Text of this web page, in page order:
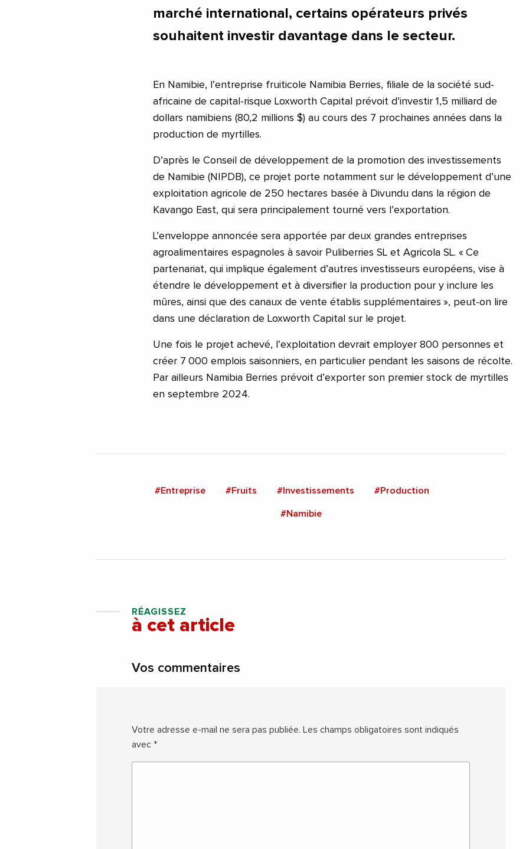
marché international, certains opérateurs privés
souhaitent investir davantage dans le secteur.
En Namibie, l’entreprise fruiticole Namibia Berries, filiale de la société sud-
africaine de capital-risque Loxworth Capital prévoit d’investir 1,5 milliard de
dollars namibiens (80,2 millions $) au cours des 7 prochaines années dans la
production de myrtilles.
D’après le Conseil de développement de la promotion des investissements
de Namibie (NIPDB), ce projet porte notamment sur le développement d’une
exploitation agricole de 250 hectares basée à Divundu dans la région de
Kavango East, qui sera principalement tourné vers l’exportation.
L’enveloppe annoncée sera apportée par deux grandes entreprises
agroalimentaires espagnoles à savoir Puliberries SL et Agricola SL. « Ce
partenariat, qui implique également d’autres investisseurs européens, vise à
étendre le développement et à diversifier la production pour y inclure les
mûres, ainsi que des canaux de vente établis supplémentaires », peut-on lire
dans une déclaration de Loxworth Capital sur le projet.
Une fois le projet achevé, l’exploitation devrait employer 800 personnes et
créer 7 000 emplois saisonniers, en particulier pendant les saisons de récolte.
Par ailleurs Namibia Berries prévoit d’exporter son premier stock de myrtilles
en septembre 2024.
#Entreprise #Fruits #Investissements #Production
#Namibie
RÉAGISSEZ
à cet article
Vos commentaires
Votre adresse e-mail ne sera pas publiée. Les champs obligatoires sont indiqués
avec *